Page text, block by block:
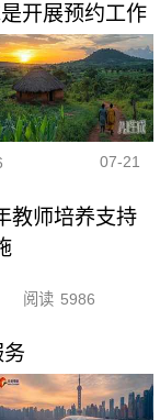
开展预约工作
07-21
教师培养支持
阅读 5986